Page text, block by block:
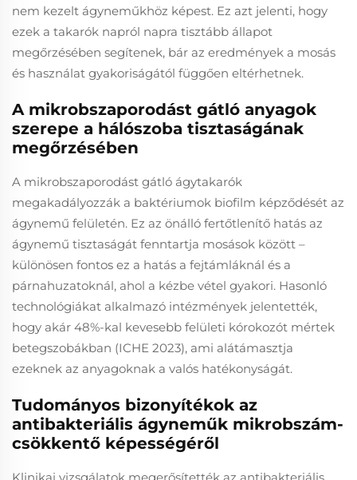
nem kezelt ágyneműkhöz képest. Ez azt jelenti, hogy
ezek a takarók napról napra tisztább állapot
megőrzésében segítenek, bár az eredmények a mosás
és használat gyakoriságától függően eltérhetnek.
A mikrobszaporodást gátló anyagok
szerepe a hálószoba tisztaságának
megőrzésében
A mikrobszaporodást gátló ágytakarók
megakadályozzák a baktériumok biofilm képződését az
ágynemű felületén. Ez az önálló fertőtlenítő hatás az
ágynemű tisztaságát fenntartja mosások között –
különösen fontos ez a hatás a fejtámláknál és a
párnahuzatoknál, ahol a kézbe vétel gyakori. Hasonló
technológiákat alkalmazó intézmények jelentették,
hogy akár 48%-kal kevesebb felületi kórokozót mértek
betegszobákban (ICHE 2023), ami alátámasztja
ezeknek az anyagoknak a valós hatékonyságát.
Tudományos bizonyítékok az
antibakteriális ágyneműk mikrobszám-
csökkentő képességéről